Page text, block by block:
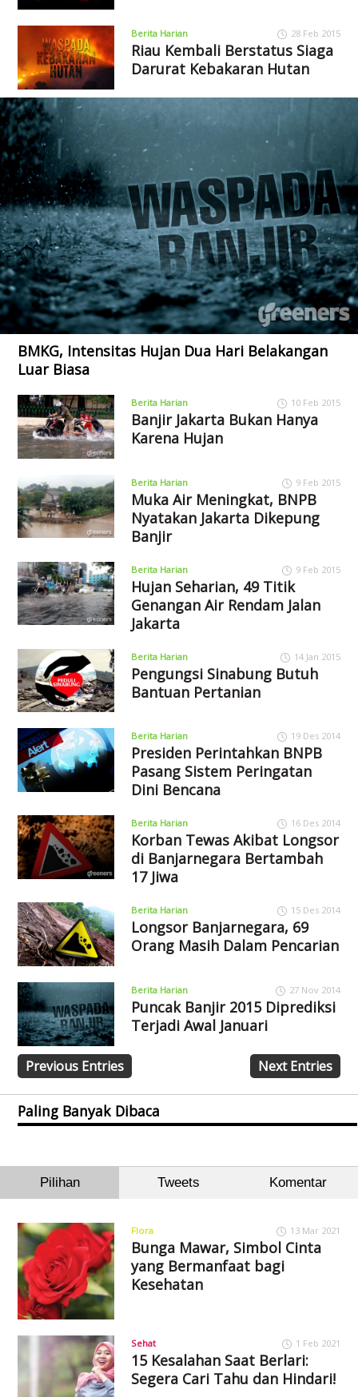
Berita Harian 28 Feb 2015
Riau Kembali Berstatus Siaga
Darurat Kebakaran Hutan
BMKG, Intensitas Hujan Dua Hari Belakangan
Luar Biasa
Berita Harian 10 Feb 2015
Banjir Jakarta Bukan Hanya
Karena Hujan
Berita Harian 9 Feb 2015
Muka Air Meningkat, BNPB
Nyatakan Jakarta Dikepung
Banjir
Berita Harian 9 Feb 2015
Hujan Seharian, 49 Titik
Genangan Air Rendam Jalan
Jakarta
Berita Harian 14 Jan 2015
Pengungsi Sinabung Butuh
Bantuan Pertanian
Berita Harian 19 Des 2014
Presiden Perintahkan BNPB
Pasang Sistem Peringatan
Dini Bencana
Berita Harian 16 Des 2014
Korban Tewas Akibat Longsor
di Banjarnegara Bertambah
17 Jiwa
Berita Harian 15 Des 2014
Longsor Banjarnegara, 69
Orang Masih Dalam Pencarian
Berita Harian 27 Nov 2014
Puncak Banjir 2015 Diprediksi
Terjadi Awal Januari
Previous Entries Next Entries
Paling Banyak Dibaca
Pilihan Tweets Komentar
Flora 13 Mar 2021
Bunga Mawar, Simbol Cinta
yang Bermanfaat bagi
Kesehatan
Sehat 1 Feb 2021
15 Kesalahan Saat Berlari:
Segera Cari Tahu dan Hindari!